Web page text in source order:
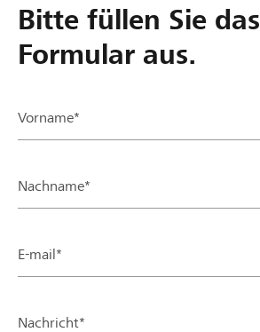
Bitte füllen Sie das
Formular aus.
Vorname*
Nachname*
E-mail*
Nachricht*